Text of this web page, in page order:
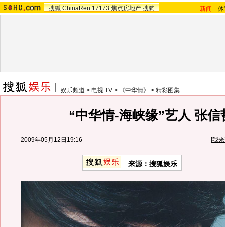
搜狐 ChinaRen 17173 焦点房地产 搜狗 新闻 -
娱乐频道 > 电视 TV > 《中华情》 > 精彩图集
“中华情-海峡缘”艺人 张信
2009年05月12日19:16 [我
来源： 搜狐娱乐